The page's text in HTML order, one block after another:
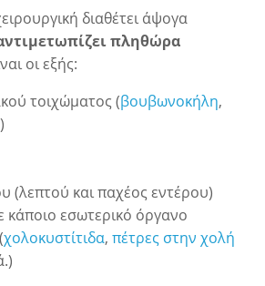
διαθέτει άψογα
πληθώρα
οι εξής:
τοιχώματος (βουβωνοκήλη,
(λεπτού και παχέος εντέρου)
κάποιο εσωτερικό όργανο
χολοκυστίτιδα, πέτρες στην χολή